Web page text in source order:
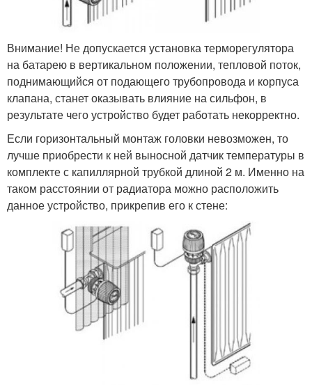
Внимание! Не допускается установка терморегулятора
на батарею в вертикальном положении, тепловой поток,
поднимающийся от подающего трубопровода и корпуса
клапана, станет оказывать влияние на сильфон, в
результате чего устройство будет работать некорректно.
Если горизонтальный монтаж головки невозможен, то
лучше приобрести к ней выносной датчик температуры в
комплекте с капиллярной трубкой длиной 2 м. Именно на
таком расстоянии от радиатора можно расположить
данное устройство, прикрепив его к стене: